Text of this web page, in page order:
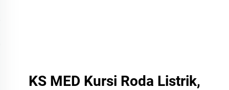
KS MED Kursi Roda Listrik,